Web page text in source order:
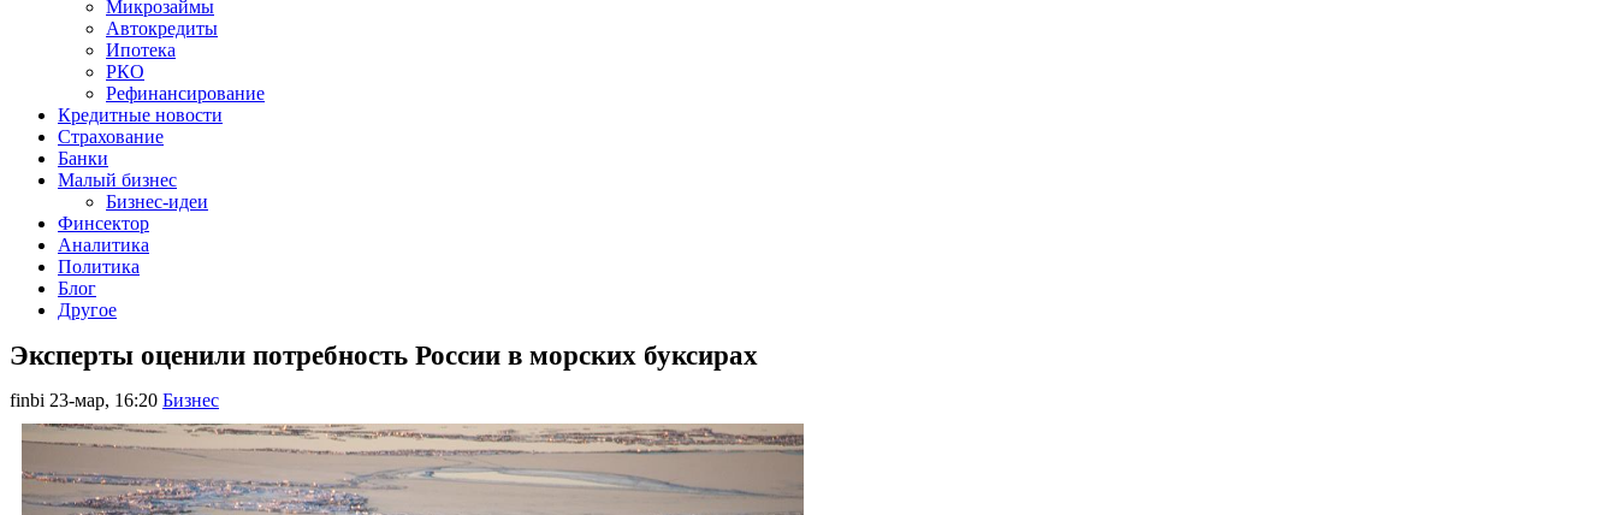
Микрозаймы
Автокредиты
Ипотека
РКО
Рефинансирование
Кредитные новости
Страхование
Банки
Малый бизнес
Бизнес-идеи
Финсектор
Аналитика
Политика
Блог
Другое
Эксперты оценили потребность России в морских буксирах
finbi 23-мар, 16:20 Бизнес